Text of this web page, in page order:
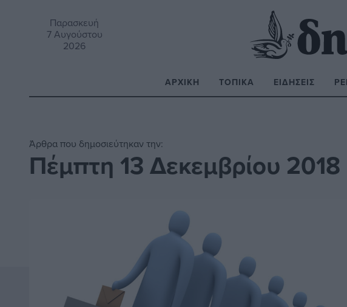
Παρασκευή
7 Αυγούστου
2026
ΑΡΧΙΚΉ ΤΟΠΙΚΆ ΕΙΔΉΣΕΙΣ
Άρθρα που δημοσιεύτηκαν την:
Πέμπτη 13 Δεκεμβρίου 2018